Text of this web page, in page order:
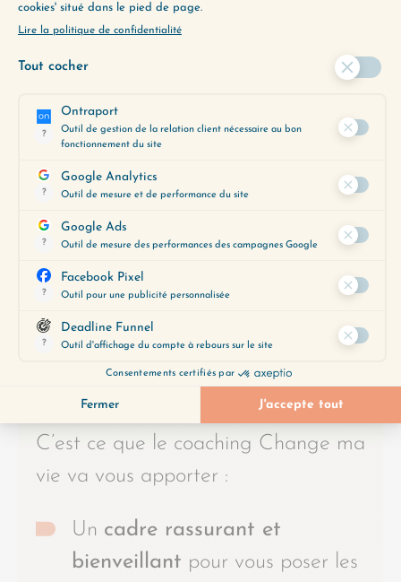
pas le problème. (Au contraire).
ALORS, QUELLE EST LA
SOLUTION ?
La solution, c’est de prendre du recul sur
votremode de fonctionnement, pour
garder ce qui marche, et changer ce qui
ne marche pas — au bon rythme, et en
alliance avec vous-même.
C’est ce que le coaching Change ma
vie va vous apporter :
Un cadre rassurant et
bienveillant pour vous poser les